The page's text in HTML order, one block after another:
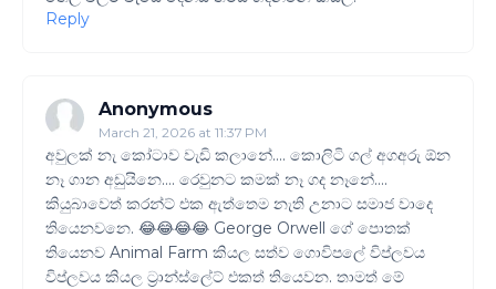
Reply
Anonymous
March 21, 2026 at 11:37 PM
අවුලක් නැ කෝටාව වැඩි කලානේ…. කොලිටි ගල් අගඅරු ඕන
නෑ ගාන අඩුයිනෙ…. රෙවුනට කමක් නෑ ගද නෑනේ….
කියුබාවෙත් කරන්ට් එක ඇත්තෙම නැති උනාට සමාජ වාදෙ
තියෙනවනෙ. 😂😂😂😂 George Orwell ගේ පොතක්
තියෙනව Animal Farm කියල සත්ව ගොවිපලේ විප්ලවය
විප්ලවය කියල ට්‍රාන්ස්ලේට් එකත් තියෙවන. තාමත් මේ